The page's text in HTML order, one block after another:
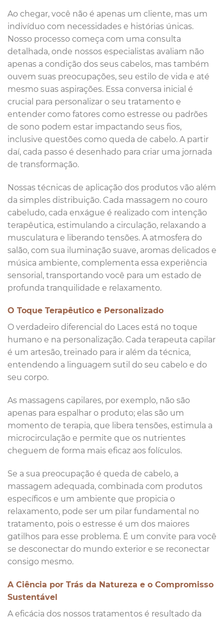
Ao chegar, você não é apenas um cliente, mas um
indivíduo com necessidades e histórias únicas.
Nosso processo começa com uma consulta
detalhada, onde nossos especialistas avaliam não
apenas a condição dos seus cabelos, mas também
ouvem suas preocupações, seu estilo de vida e até
mesmo suas aspirações. Essa conversa inicial é
crucial para personalizar o seu tratamento e
entender como fatores como estresse ou padrões
de sono podem estar impactando seus fios,
inclusive questões como queda de cabelo. A partir
daí, cada passo é desenhado para criar uma jornada
de transformação.
Nossas técnicas de aplicação dos produtos vão além
da simples distribuição. Cada massagem no couro
cabeludo, cada enxágue é realizado com intenção
terapêutica, estimulando a circulação, relaxando a
musculatura e liberando tensões. A atmosfera do
salão, com sua iluminação suave, aromas delicados e
música ambiente, complementa essa experiência
sensorial, transportando você para um estado de
profunda tranquilidade e relaxamento.
O Toque Terapêutico e Personalizado
O verdadeiro diferencial do Laces está no toque
humano e na personalização. Cada terapeuta capilar
é um artesão, treinado para ir além da técnica,
entendendo a linguagem sutil do seu cabelo e do
seu corpo.
As massagens capilares, por exemplo, não são
apenas para espalhar o produto; elas são um
momento de terapia, que libera tensões, estimula a
microcirculação e permite que os nutrientes
cheguem de forma mais eficaz aos folículos.
Se a sua preocupação é queda de cabelo, a
massagem adequada, combinada com produtos
específicos e um ambiente que propicia o
relaxamento, pode ser um pilar fundamental no
tratamento, pois o estresse é um dos maiores
gatilhos para esse problema. É um convite para você
se desconectar do mundo exterior e se reconectar
consigo mesmo.
A Ciência por Trás da Natureza e o Compromisso
Sustentável
A eficácia dos nossos tratamentos é resultado da